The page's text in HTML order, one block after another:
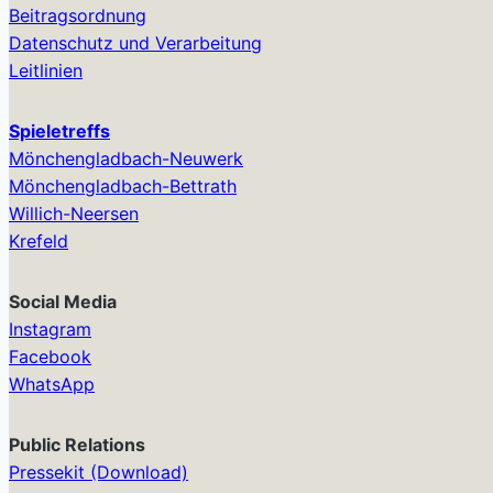
Beitragsordnung
Datenschutz und Verarbeitung
Leitlinien
Spieletreffs
Mönchengladbach-Neuwerk
Mönchengladbach-Bettrath
Willich-Neersen
Krefeld
Social Media
Instagram
Facebook
WhatsApp
Public Relations
Pressekit (Download)